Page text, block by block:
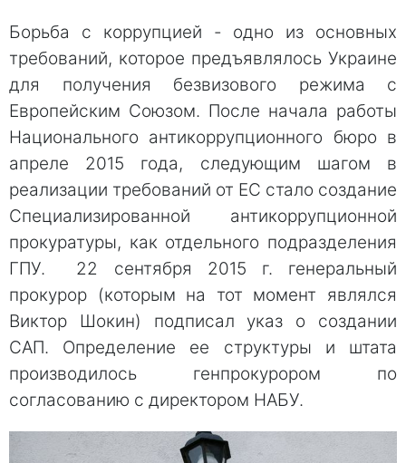
Борьба с коррупцией - одно из основных
требований, которое предъявлялось Украине
для получения безвизового режима с
Европейским Союзом. После начала работы
Национального антикоррупционного бюро в
апреле 2015 года, следующим шагом в
реализации требований от ЕС стало создание
Специализированной антикоррупционной
прокуратуры, как отдельного подразделения
ГПУ. 22 сентября 2015 г. генеральный
прокурор (которым на тот момент являлся
Виктор Шокин) подписал указ о создании
САП. Определение ее структуры и штата
производилось генпрокурором по
согласованию с директором НАБУ.